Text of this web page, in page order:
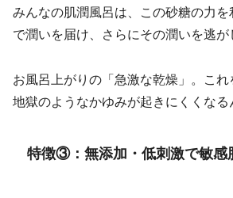
みんなの肌潤風呂は、この砂糖の力を
で潤いを届け、さらにその潤いを逃が
お風呂上がりの「急激な乾燥」。こ
地獄のようなかゆみが起きにくくなる
特徴③：無添加・低刺激で敏感